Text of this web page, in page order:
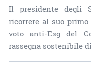
Il presidente degli
ricorrere al suo
voto anti-Esg del
rassegna sostenibile